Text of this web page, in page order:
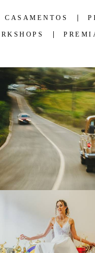
CASAMENTOS
313